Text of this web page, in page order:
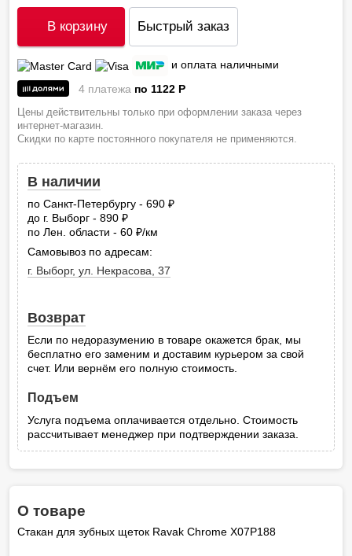
В корзину Быстрый заказ
и оплата наличными
4 платежа по 1122 P
Цены действительны только при оформлении заказа через
интернет-магазин.
Скидки по карте постоянного покупателя не применяются.
В наличии
по Санкт-Петербургу - 690
до г. Выборг - 890
по Лен. области - 60
руб.
/км
Самовывоз по адресам:
г. Выборг, ул. Некрасова, 37
Возврат
Если по недоразумению в товаре окажется брак, мы
бесплатно его заменим и доставим курьером за свой
счет. Или вернём его полную стоимость.
Подъем
Услуга подъема оплачивается отдельно. Стоимость
рассчитывает менеджер при подтверждении заказа.
О товаре
Стакан для зубных щеток Ravak Chrome X07P188